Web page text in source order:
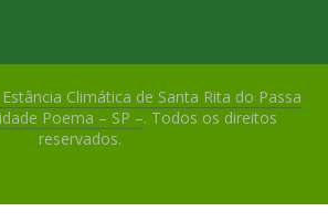
Climática de Santa Rita do Passa
Poema – SP –. Todos os direitos
reservados.